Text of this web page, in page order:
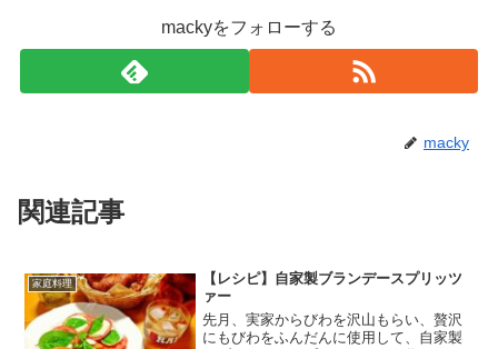
mackyをフォローする
macky
関連記事
家庭料理
【レシピ】自家製ブランデースプリッツ
ァー
先月、実家からびわを沢山もらい、贅沢
にもびわをふんだんに使用して、自家製